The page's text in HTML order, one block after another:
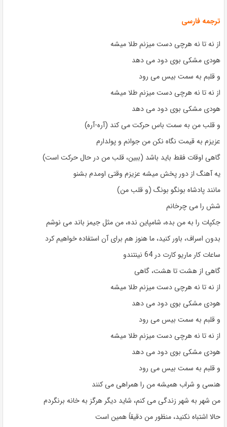
ترجمه فارسی
از نه تا نه هرچی دست میزنم طلا میشه
هودی مشکی بوی دود می دهد
و قلبم به سمت بیس می رود
از نه تا نه هرچی دست میزنم طلا میشه
هودی مشکی بوی دود می دهد
و قلب من به سمت باس حرکت می کند (آره-آره)
عزیزم به قیمت نگاه نکن من جوانم و پولدارم
گاهی اوقات فقط باید باشد (ببین، قلب من در حال حرکت است)
یه آهنگ از دور پخش میشه عزیزم وقتی اومدم بشنو
مانند پادشاه بونگو بونگ (و قلب من)
شش را می چرخانم
جکپات را به من بده، شامپاین نده، من مثل جیمز باند می نوشم
بدون اسراف، باور کنید، ما هنوز هم برای آن استفاده خواهیم کرد
ساعات کار ماریو کارت در 64 نینتندو
گاهی از هشت تا هشت، گاهی
از نه تا نه هرچی دست میزنم طلا میشه
هودی مشکی بوی دود می دهد
و قلبم به سمت بیس می رود
از نه تا نه هرچی دست میزنم طلا میشه
هودی مشکی بوی دود می دهد
و قلبم به سمت بیس می رود
هنسی و شراب همیشه من را همراهی می کنند
من شهر به شهر زندگی می کنم، شاید دیگر هرگز به خانه برنگردم
حالا اشتباه نکنید، منظور من دقیقاً همین است